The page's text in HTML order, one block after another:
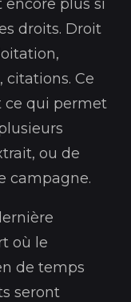
plus si
droits. Droit
citations. Ce
ce qui permet
ou de
campagne.
où le
de temps
seront